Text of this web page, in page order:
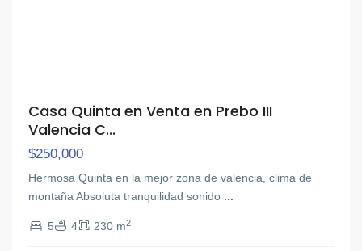
Casa Quinta en Venta en Prebo III
Valencia C...
$250,000
Hermosa Quinta en la mejor zona de valencia, clima de
montaña Absoluta tranquilidad sonido
5 4 230 m2